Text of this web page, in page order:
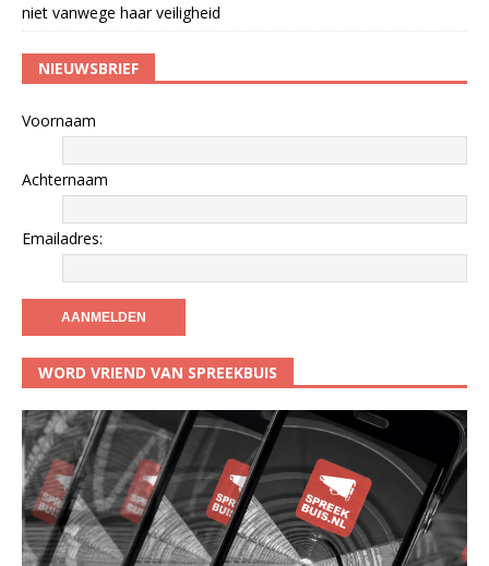
niet vanwege haar veiligheid
NIEUWSBRIEF
Voornaam
Achternaam
Emailadres:
WORD VRIEND VAN SPREEKBUIS